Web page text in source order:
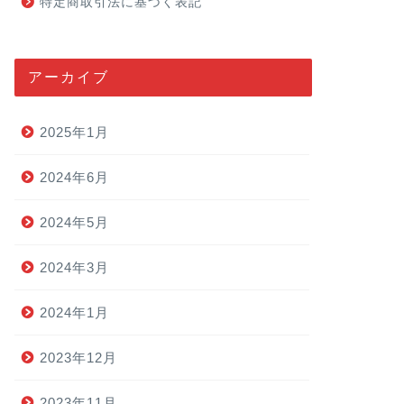
アーカイブ
2025年1月
2024年6月
2024年5月
2024年3月
2024年1月
2023年12月